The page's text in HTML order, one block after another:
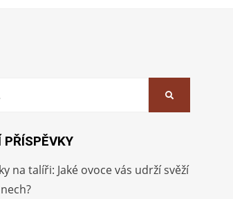
PŘÍSPĚVKY
na talíři: Jaké ovoce vás udrží svěží